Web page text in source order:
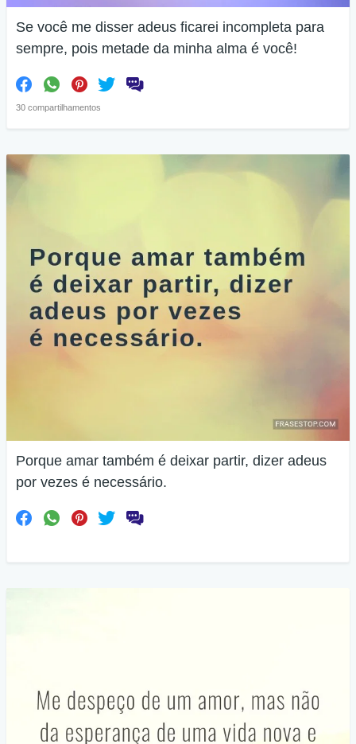
Se você me disser adeus ficarei incompleta para
sempre, pois metade da minha alma é você!
30 compartilhamentos
Porque amar também é deixar partir, dizer adeus
por vezes é necessário.